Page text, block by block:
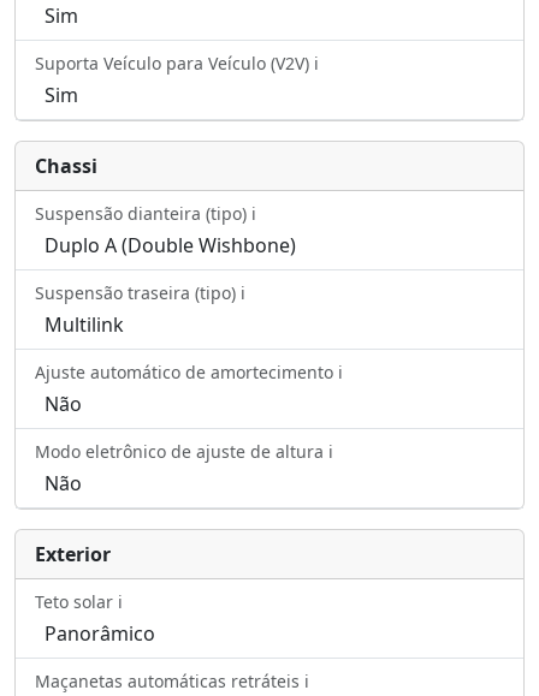
Sim
Suporta Veículo para Veículo (V2V) ℹ️
Sim
Chassi
Suspensão dianteira (tipo) ℹ️
Duplo A (Double Wishbone)
Suspensão traseira (tipo) ℹ️
Multilink
Ajuste automático de amortecimento ℹ️
Não
Modo eletrônico de ajuste de altura ℹ️
Não
Exterior
Teto solar ℹ️
Panorâmico
Maçanetas automáticas retráteis ℹ️